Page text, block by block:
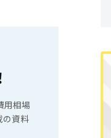
用相場
の資料